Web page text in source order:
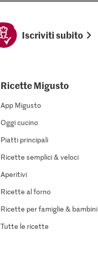
Iscriviti subito
Ricette Migusto
App Migusto
Oggi cucino
Piatti principali
Ricette semplici & veloci
Aperitivi
Ricette al forno
Ricette per famiglie & bambini
Tutte le ricette